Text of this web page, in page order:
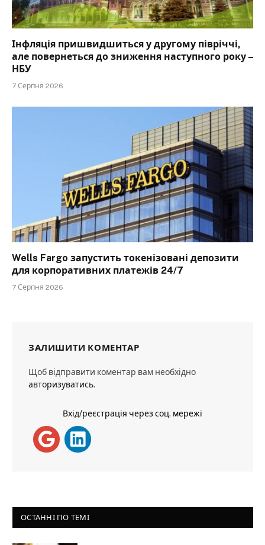
Інфляція пришвидшиться у другому півріччі,
але повернеться до зниження наступного року –
НБУ
7 Серпня 2026
Wells Fargo запустить токенізовані депозити
для корпоративних платежів 24/7
7 Серпня 2026
ЗАЛИШИТИ КОМЕНТАР
Щоб відправити коментар вам необхідно
авторизуватись.
Вхід/реєстрація через соц. мережі
ОСТАННІ ПО ТЕМІ